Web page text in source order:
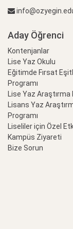
Aday Öğrenci
Kontenjanlar
Lise Yaz Okulu
Eğitimde Fırsat
Programı
Lise Yaz Araştırma
Lisans Yaz
Programı
Liseliler için Özel
Kampüs Ziyareti
Bize Sorun